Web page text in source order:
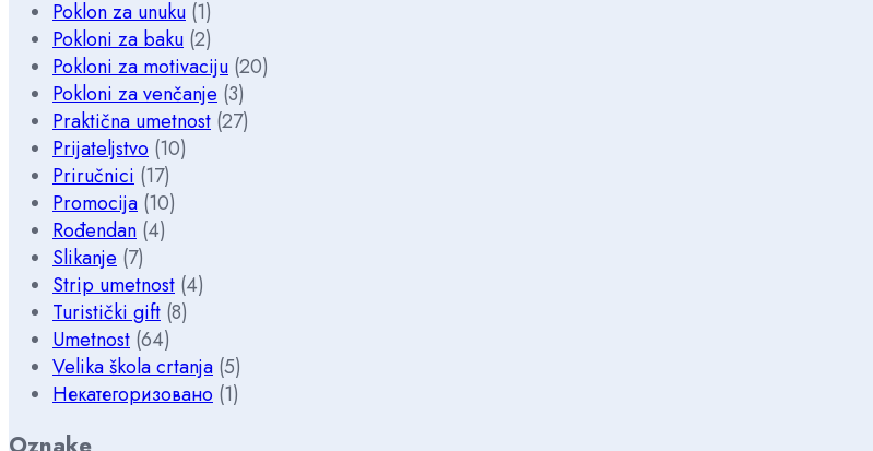
Poklon za unuku (1)
Pokloni za baku (2)
Pokloni za motivaciju (20)
Pokloni za venčanje (3)
Praktična umetnost (27)
Prijateljstvo (10)
Priručnici (17)
Promocija (10)
Rođendan (4)
Slikanje (7)
Strip umetnost (4)
Turistički gift (8)
Umetnost (64)
Velika škola crtanja (5)
Некатегоризовано (1)